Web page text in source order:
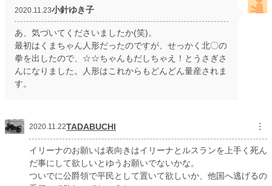
2020.11.23小針ゆき子
あ、気づいてくださいましたか(笑)。
最初はくまちゃん人形だったのですが、せっかく北〇の
拳を出したので、☆☆ちゃんもだしちゃえ！とうさぎさ
んになりました。人形はこれからもどんどん量産されま
す。
2020.11.22TADABUCHI ︙
イリーナのお願いは表向きはイリーナとルスランを上手く死ん
だ事にして欲しいとゆうお願いでないかな。
ついでに公爵領で平民として置いて欲しいか、他国へ逃げるの